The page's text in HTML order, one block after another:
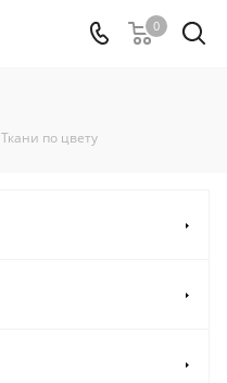
0
Ткани по цвету